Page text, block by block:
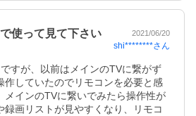
使って見て下さい 2021/06/20
shi********さん
すが、以前はメインのTVに繋がず
作していたのでリモコンを必要と感
メインのTVに繋いでみたら操作性が
録画リストが見やすくなり、リモコ